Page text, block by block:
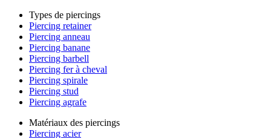
Types de piercings
Piercing retainer
Piercing anneau
Piercing banane
Piercing barbell
Piercing fer à cheval
Piercing spirale
Piercing stud
Piercing agrafe
Matériaux des piercings
Piercing acier